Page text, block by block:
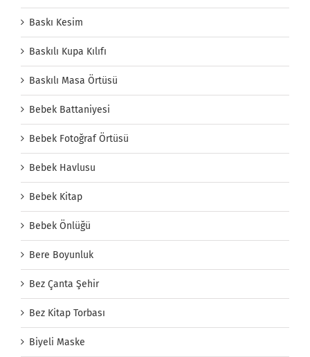
Baskı Kesim
Baskılı Kupa Kılıfı
Baskılı Masa Örtüsü
Bebek Battaniyesi
Bebek Fotoğraf Örtüsü
Bebek Havlusu
Bebek Kitap
Bebek Önlüğü
Bere Boyunluk
Bez Çanta Şehir
Bez Kitap Torbası
Biyeli Maske